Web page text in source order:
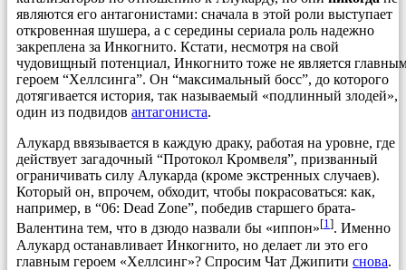
являются его антагонистами: сначала в этой роли выступает
откровенная шушера, а с середины сериала роль надежно
закреплена за Инкогнито. Кстати, несмотря на свой
чудовищный потенциал, Инкогнито тоже не является
героем “Хеллсинга”. Он “максимальный босс”, до которого
дотягивается история, так называемый «подлинный злодей»,
один из подвидов антагониста.
Алукард ввязывается в каждую драку, работая на уровне, где
действует загадочный “Протокол Кромвеля”, призванный
ограничивать силу Алукарда (кроме экстренных случаев).
Который он, впрочем, обходит, чтобы покрасоваться: как,
например, в “06: Dead Zone”, победив старшего брата-
Валентина тем, что в дзюдо назвали бы «иппон»[1]. Именно
Алукард останавливает Инкогнито, но делает ли это его
главным героем «Хеллсинг»? Спросим Чат Джипити снова.